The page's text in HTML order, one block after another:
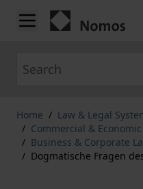
Skip to Content
Home / Law & Legal
/ Commercial &
/ Business & Corporate
/ Dogmatische Fragen